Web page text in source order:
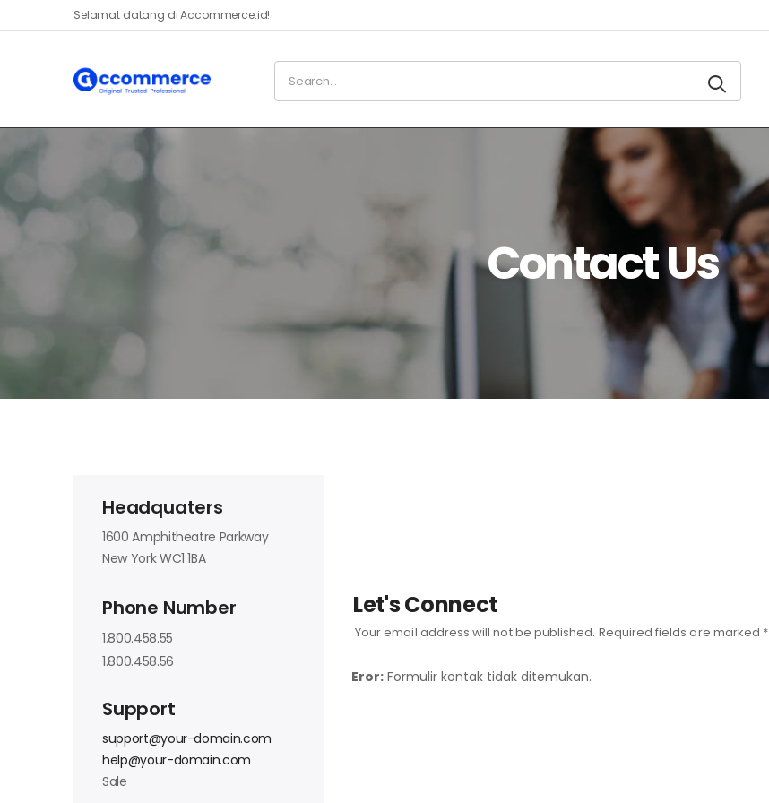
Selamat datang di Accommerce.id!
Contact Us
Headquaters
1600 Amphitheatre Parkway
New York WC1 1BA
Phone Number
1.800.458.55
1.800.458.56
Support
support@your-domain.com
help@your-domain.com
Sale
Let's Connect
Your email address will not be published. Required fields are marked *
Eror: Formulir kontak tidak ditemukan.